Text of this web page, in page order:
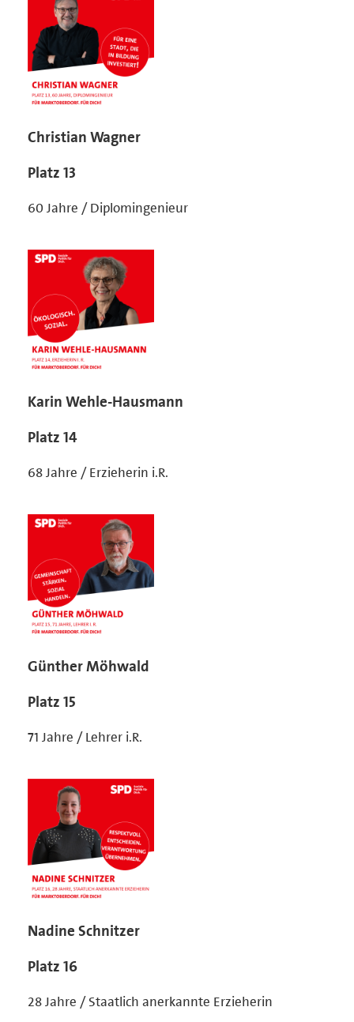
Christian Wagner
Platz 13
60 Jahre / Diplomingenieur
Karin Wehle-Hausmann
Platz 14
68 Jahre / Erzieherin i.R.
Günther Möhwald
Platz 15
71 Jahre / Lehrer i.R.
Nadine Schnitzer
Platz 16
28 Jahre / Staatlich anerkannte Erzieherin